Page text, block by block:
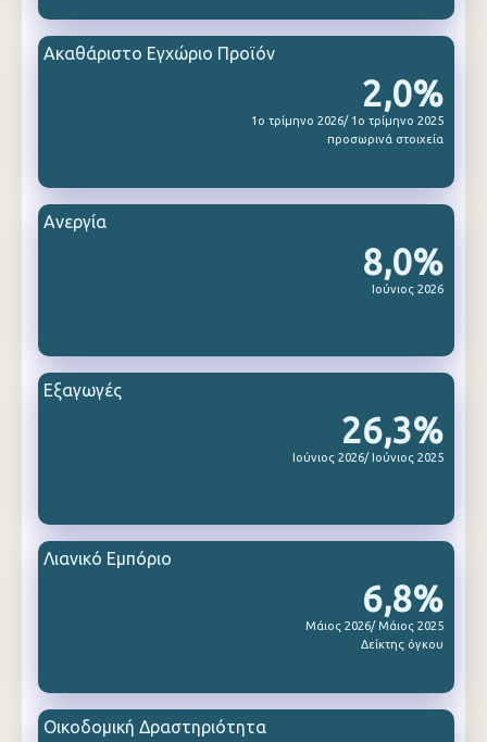
2,0%
1ο τρίμηνο 2026/ 1ο τρίμηνο 2025
προσωρινά στοιχεία
Ακαθάριστο Εγχώριο Προϊόν
8,0%
Ιούνιος 2026
Ανεργία
26,3%
Ιούνιος 2026/ Ιούνιος 2025
Εξαγωγές
6,8%
Μάιος 2026/ Μάιος 2025
Δείκτης όγκου
Λιανικό Εμπόριο
Οικοδομική Δραστηριότητα